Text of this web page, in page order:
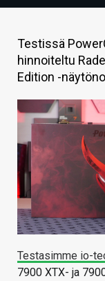
KAUPPA
HAKU
Testissä
hinnoiteltu
Edition -
Testasimme io-
7900 XTX- ja